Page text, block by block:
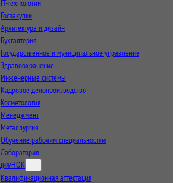
IT-технологии
Госзакупки
Архитектура и дизайн
Бухгалтерия
Государственное и муниципальное управление
Здравоохранение
Инженерные системы
Кадровое делопроизводство
Косметология
Менеджмент
Металлургия
Обучение рабочим специальностям
Лаборатория
НОК
Квалификационная аттестация